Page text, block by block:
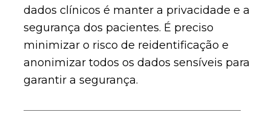
dados clínicos é manter a privacidade e a
segurança dos pacientes. É preciso
minimizar o risco de reidentificação e
anonimizar todos os dados sensíveis para
garantir a segurança.